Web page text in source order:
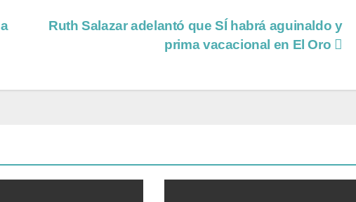
Ruth Salazar adelantó que SÍ habrá aguinaldo y
prima vacacional en El Oro